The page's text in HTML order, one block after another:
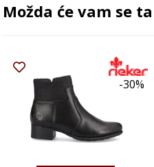
Možda će vam se
-30%